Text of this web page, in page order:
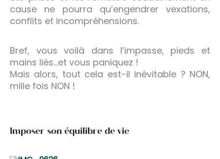
cause ne pourra qu’engendrer vexations,
conflits et incompréhensions.
Bref, vous voilà dans l’impasse, pieds et
mains liés…et vous paniquez !
Mais alors, tout cela est-il inévitable ? NON,
mille fois NON !
Imposer son équilibre de vie